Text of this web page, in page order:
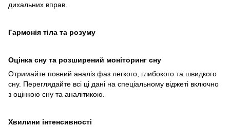
дихальних вправ.
Гармонія тіла та розуму
Оцінка сну та розширений моніторинг сну
Отримайте повний аналіз фаз легкого, глибокого та швидкого
сну. Переглядайте всі ці дані на спеціальному віджеті включно
з оцінкою сну та аналітикою.
Хвилини інтенсивності